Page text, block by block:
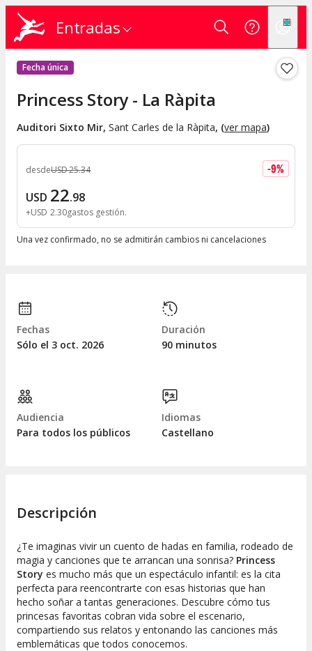
Entradas
Fecha única
Princess Story - La Ràpita
Auditori Sixto Mir, Sant Carles de la Ràpita, (ver mapa)
desdeUSD25.34 -9%
USD 22.98
+USD 2.30gastos gestión
Una vez confirmado, no se admitirán cambios ni cancelaciones
Fechas
Sólo el 3 oct. 2026
Duración
90 minutos
Audiencia
Para todos los públicos
Idiomas
Castellano
Descripción
¿Te imaginas vivir un cuento de hadas en familia, rodeado de
magia y canciones que te arrancan una sonrisa? Princess
Story es mucho más que un espectáculo infantil: es la cita
perfecta para reencontrarte con esas historias que han
hecho soñar a tantas generaciones. Descubre cómo tus
princesas favoritas cobran vida sobre el escenario,
compartiendo sus relatos y entonando las canciones más
emblemáticas que todos conocemos.